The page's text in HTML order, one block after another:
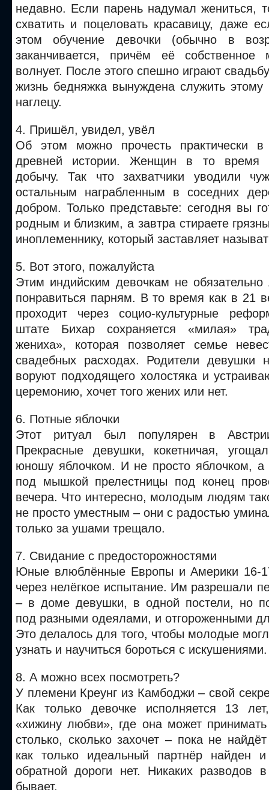
недавно. Если парень надумал жениться,
схватить и поцеловать красавицу, даже
этом обучение девочки (обычно в
заканчивается, причём её собственное
волнует. После этого спешно играют
жизнь бедняжка вынуждена служить
наглецу.
4. Пришёл, увидел, увёл
Об этом можно прочесть практически
древней истории. Женщин в то время
добычу. Так что захватчики уводили
остальным награбленным в соседних
добром. Только представьте: сегодня вы
родным и близким, а завтра стираете
иноплеменнику, который заставляет
5. Вот этого, пожалуйста
Этим индийским девочкам не обязательно
понравиться парням. В то время как в 21
проходит через социо-культурные
штате Бихар сохраняется «милая»
жениха», которая позволяет семье
свадебных расходах. Родители девушки
воруют подходящего холостяка и
церемонию, хочет того жених или нет.
6. Потные яблочки
Этот ритуал был популярен в
Прекрасные девушки, кокетничая,
юношу яблочком. И не просто яблочком, а
под мышкой прелестницы под конец
вечера. Что интересно, молодым людям
не просто уместным – они с радостью
только за ушами трещало.
7. Свидание с предосторожностями
Юные влюблённые Европы и Америки 16-
через нелёгкое испытание. Им разрешали
– в доме девушки, в одной постели, но
под разными одеялами, и отгороженными
Это делалось для того, чтобы молодые
узнать и научиться бороться с искушениями.
8. А можно всех посмотреть?
У племени Креунг из Камбоджи – свой
Как только девочке исполняется 13
«хижину любви», где она может
столько, сколько захочет – пока не
как только идеальный партнёр найден
обратной дороги нет. Никаких разводов
бывает.